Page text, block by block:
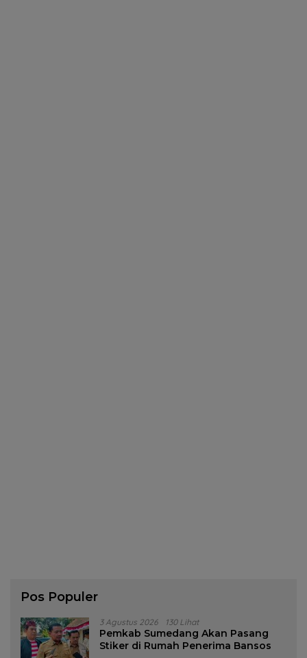
Pos Populer
3 Agustus 2026 130 Lihat
Pemkab Sumedang Akan Pasang
Stiker di Rumah Penerima Bansos